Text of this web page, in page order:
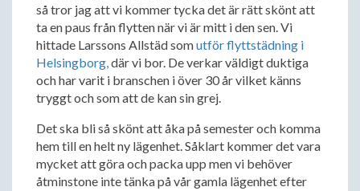
så tror jag att vi kommer tycka det är rätt skönt att
ta en paus från flytten när vi är mitt i den sen. Vi
hittade Larssons Allstäd somutför flyttstädning i
Helsingborg, där vi bor. De verkar väldigt duktiga
och har varit i branschen i över 30 år vilket känns
tryggt och som att de kan sin grej.
Det ska bli så skönt att åka på semester och komma
hem till en helt ny lägenhet. Såklart kommer det vara
mycket att göra och packa upp men vi behöver
åtminstone inte tänka på vår gamla lägenhet efter